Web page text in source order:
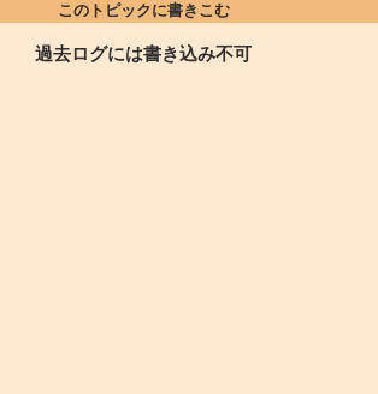
このトピックに書きこむ
過去ログには書き込み不可